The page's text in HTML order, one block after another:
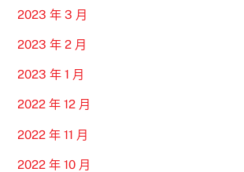
2023 年 3 月
2023 年 2 月
2023 年 1 月
2022 年 12 月
2022 年 11 月
2022 年 10 月